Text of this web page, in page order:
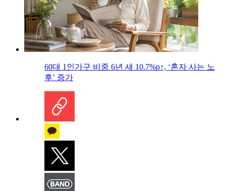
60대 1인가구 비중 6년 새 10.7%p↑, ‘혼자 사는 노
후’ 증가